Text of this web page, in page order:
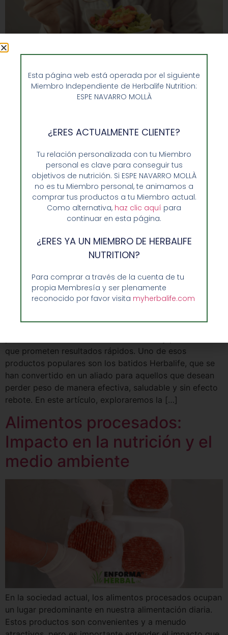
Los múltiples beneficios de la alimentación saludable.
La alimentación saludable es un pilar fundamental para
mantener un estilo de vida equilibrado y promover el
para funcionar de manera óptima. Una dieta balanceada
La ciencia detrás de los
batidos
que prometen resultados rápidos. Uno de esos
productos populares son los batidos Herbalife, que se
han convertido en un aliado para aquellos que desean
perder peso de manera efectiva, saludable y sin efecto
rebote. En este artículo, exploraremos la […]
Alimentos procesados:
Impacto en la nutrición y el
medio ambiente
En la sociedad actual, los alimentos procesados ocupan
un lugar predominante en nuestra alimentación diaria.
Estos productos son convenientes y a menudo
Esta página web está operada por el siguiente
Miembro Independiente de Herbalife Nutrition:
ESPE NAVARRO MOLLÀ
¿ERES ACTUALMENTE CLIENTE?
Tu relación personalizada con tu Miembro
personal es clave para conseguir tus
objetivos de nutrición. Si ESPE NAVARRO MOLLÀ
no es tu Miembro personal, te animamos a
comprar tus productos a tu Miembro actual.
Como alternativa, haz clic aquí para
continuar en esta página.
¿ERES YA UN MIEMBRO DE HERBALIFE
NUTRITION?
Para comprar a través de la cuenta de tu
propia Membresía y ser plenamente
reconocido por favor visita myherbalife.com